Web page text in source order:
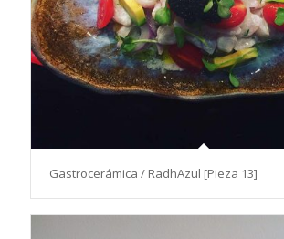
Gastrocerámica / RadhAzul [Pieza 13]